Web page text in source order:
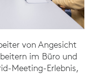
von Angesicht
im Büro und
Meeting-Erlebnis,